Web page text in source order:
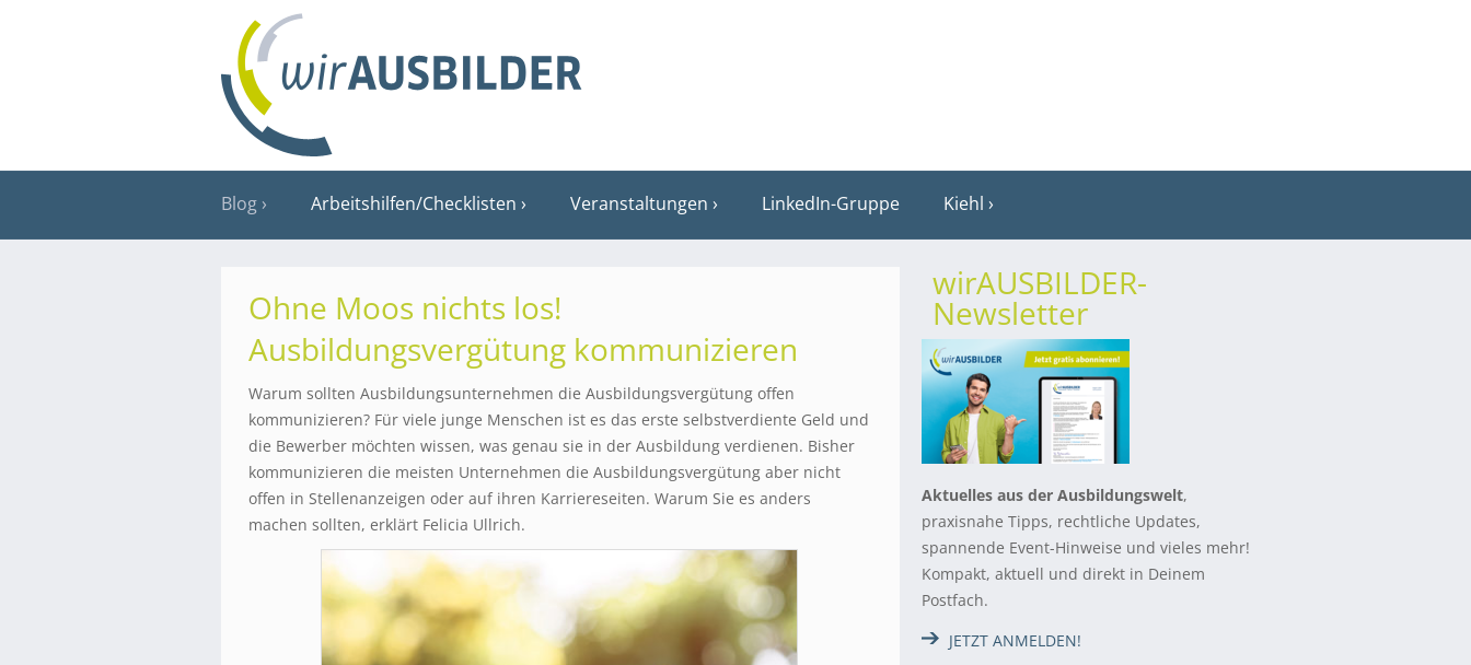
Blog Arbeitshilfen/Checklisten Veranstaltungen LinkedIn-Gruppe Kiehl
Ohne Moos nichts los!
Ausbildungsvergütung kommunizieren
Warum sollten Ausbildungsunternehmen die Ausbildungsvergütung offen
kommunizieren? Für viele junge Menschen ist es das erste selbstverdiente Geld und
die Bewerber möchten wissen, was genau sie in der Ausbildung verdienen. Bisher
kommunizieren die meisten Unternehmen die Ausbildungsvergütung aber nicht
offen in Stellenanzeigen oder auf ihren Karriereseiten. Warum Sie es anders
machen sollten, erklärt Felicia Ullrich.
wirAUSBILDER-
Newsletter
Aktuelles aus der Ausbildungswelt,
praxisnahe Tipps, rechtliche Updates,
spannende Event-Hinweise und vieles mehr!
Kompakt, aktuell und direkt in Deinem
Postfach.
JETZT ANMELDEN!